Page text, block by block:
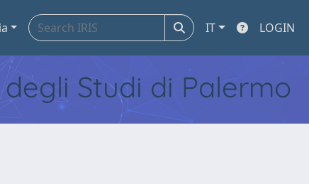
IT LOGIN
Studi di Palermo